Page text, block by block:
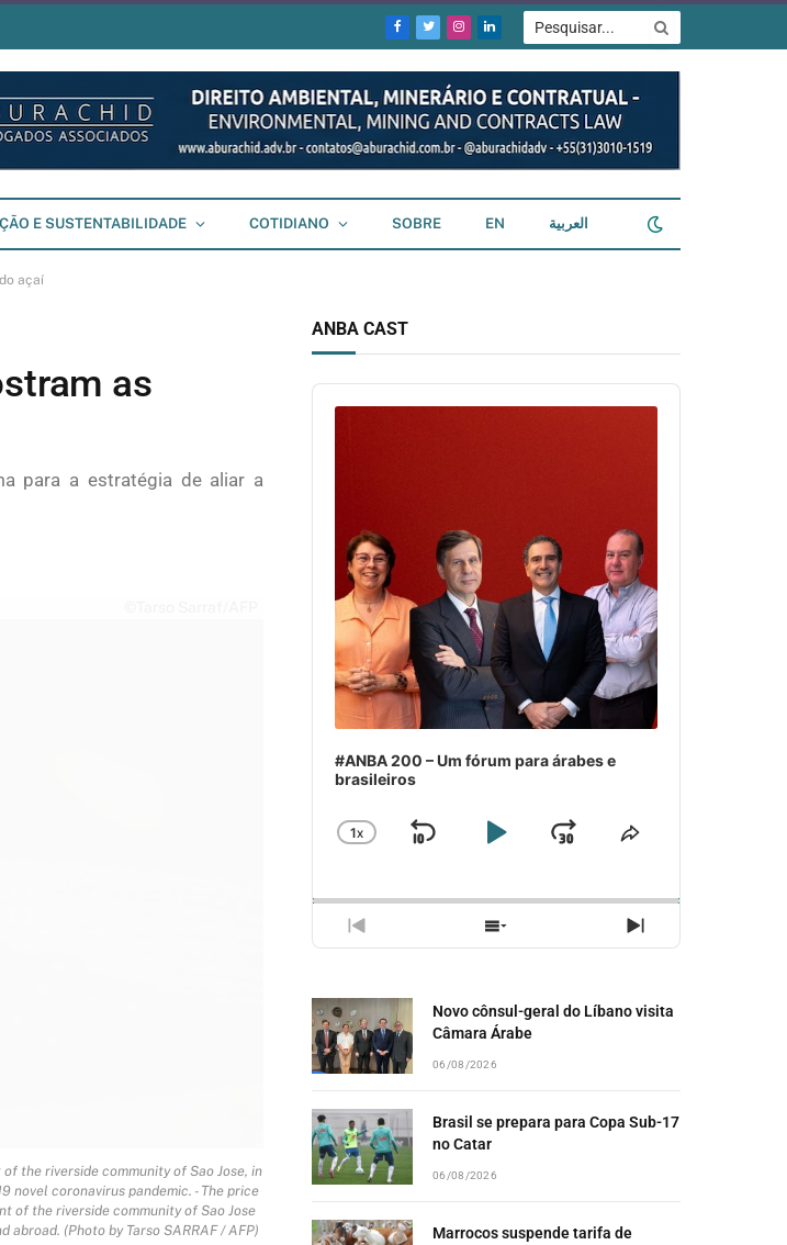
Facebook
TwitterInstagram
LinkedIn
E SUSTENTABILIDADE COTIDIANO SOBRE EN العربية
açaí
as
para a estratégia de aliar a
the riverside community of Sao Jose, in
novel coronavirus pandemic. - The price
of the riverside community of Sao Jose
(Photo by Tarso SARRAF / AFP)
ANBA CAST
Audio
Player
#ANBA 200 – Um fórum para árabes e
brasileiros
CHANGE
1X
SKIPPLAYJUMP
PREVIOUS
EPISODE
SHOW
EPISODES
NEXT
EPISODE
Novo cônsul-geral do Líbano visita
Câmara Árabe
06/08/2026
Brasil se prepara para Copa Sub-17
no Catar
06/08/2026
Marrocos suspende tarifa de